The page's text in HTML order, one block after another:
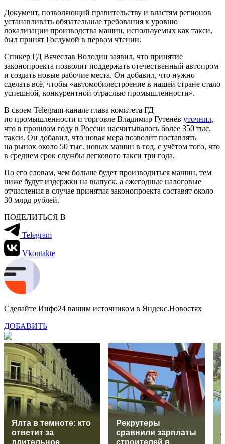
Документ, позволяющий правительству и властям регионов
устанавливать обязательные требования к уровню
локализации производства машин, используемых как такси,
был принят Госдумой в первом чтении.
Спикер ГД Вячеслав Володин заявил, что принятие
законопроекта позволит поддержать отечественный автопром
и создать новые рабочие места. Он добавил, что нужно
сделать всё, чтобы «автомобилестроение в нашей стране стало
успешной, конкурентной отраслью промышленности».
В своем Telegram-канале глава комитета ГД
по промышленности и торговле Владимир Гутенёв уточнил,
что в прошлом году в России насчитывалось более 350 тыс.
такси. Он добавил, что новая мера позволит поставлять
на рынок около 50 тыс. новых машин в год, с учётом того, что
в среднем срок службы легкового такси три года.
По его словам, чем больше будет производиться машин, тем
ниже будут издержки на выпуск, а ежегодные налоговые
отчисления в случае принятия законопроекта составят около
30 млрд рублей.
ПОДЕЛИТЬСЯ В
Telegram
Vkontakte
Сделайте Инфо24 вашим источником в Яндекс.Новостях
ДОБАВИТЬ
Ялта в темноте: кто
ответит за
длительное
Рекрутеры
сравнили зарплаты
строителей в